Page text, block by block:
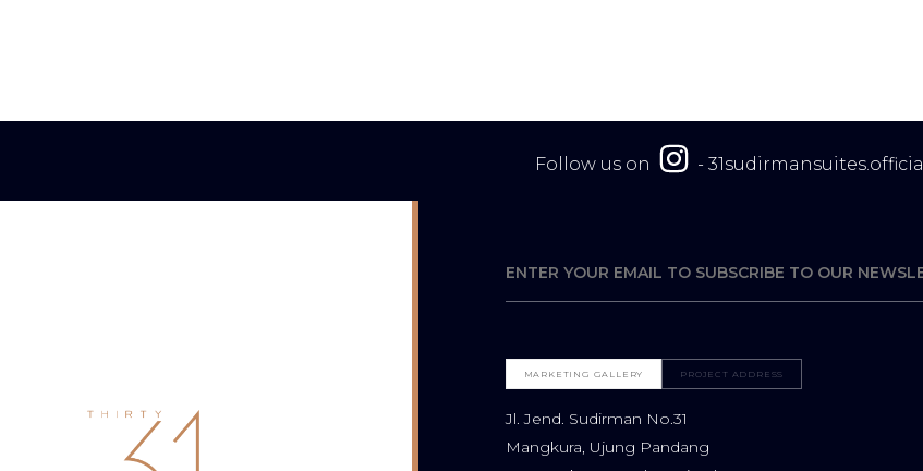
Follow us on - 31sudirmansuites.official
MARKETING GALLERY PROJECT ADDRESS
Jl. Jend. Sudirman No.31
Mangkura, Ujung Pandang